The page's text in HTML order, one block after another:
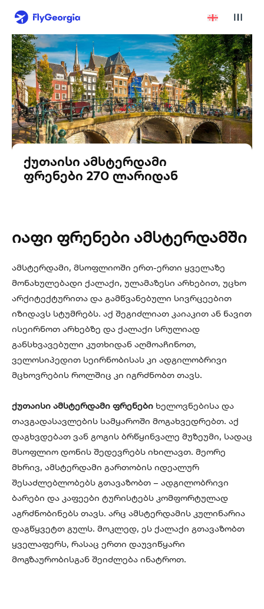
ქუთაისი ამსტერდამი
ფრენები 270 ლარიდან
იაფი ფრენები ამსტერდამში
ამსტერდამი, მსოფლიოში ერთ-ერთი ყველაზე
მონახულებადი ქალაქი, ულამაზესი არხებით, უცხო
არქიტექტურითა და გამწვანებული სივრცეებით
იზიდავს სტუმრებს. აქ შეგიძლიათ კაიაკით ან ნავით
ისეირნოთ არხებზე და ქალაქი სრულიად
განსხვავებული კუთხიდან აღმოაჩინოთ,
ველოსიპედით სეირნობისას კი ადგილობრივი
მცხოვრების როლშიც კი იგრძნობთ თავს.
ქუთაისი ამსტერდამი ფრენები ხელოვნებისა და
თავგადასავლების სამყაროში მოგახვედრებთ. აქ
დაგხვდებათ ვან გოგის ბრწყინვალე მუზეუმი, სადაც
მსოფლიო დონის შედევრებს იხილავთ. მეორე
მხრივ, ამსტერდამი გართობის იდეალურ
შესაძლებლობებს გთავაზობთ – ადგილობრივი
ბარები და კაფეები ტურისტებს კომფორტულად
აგრძნობინებს თავს. არც ამსტერდამის კულინარია
დაგწყვეტთ გულს. მოკლედ, ეს ქალაქი გთავაზობთ
ყველაფერს, რასაც ერთი დაუვიწყარი
მოგზაურობისგან შეიძლება ინატროთ.